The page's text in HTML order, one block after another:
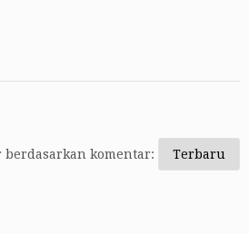
komentar: